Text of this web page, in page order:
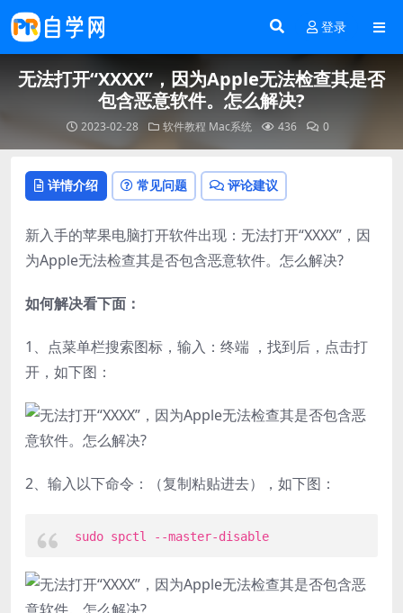
登录
无法打开“XXXX”，因为Apple无法检查其是否
包含恶意软件。怎么解决?
2023-02-28 软件教程 Mac系统 436 0
详情介绍 常见问题 评论建议
新入手的苹果电脑打开软件出现：无法打开“XXXX”，因
为Apple无法检查其是否包含恶意软件。怎么解决?
如何解决看下面：
1、点菜单栏搜索图标，输入：终端 ，找到后，点击打
开，如下图：
2、输入以下命令：（复制粘贴进去），如下图：
sudo spctl --master-disable